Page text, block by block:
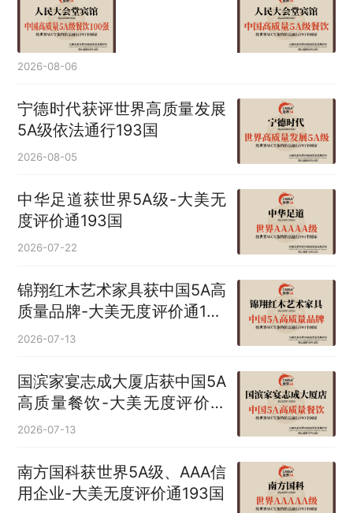
2026-08-06
宁德时代获评世界高质量发展
5A级依法通行193国
2026-08-05
中华足道获世界5A级-大美无
度评价通193国
2026-07-22
锦翔红木艺术家具获中国5A高
质量品牌-大美无度评价通193
国
2026-07-13
国滨家宴志成大厦店获中国5A
高质量餐饮-大美无度评价通
193国
2026-07-13
南方国科获世界5A级、AAA信
用企业-大美无度评价通193国